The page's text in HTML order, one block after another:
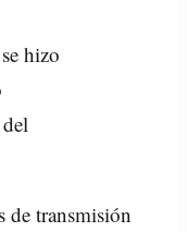
hizo
de transmisión